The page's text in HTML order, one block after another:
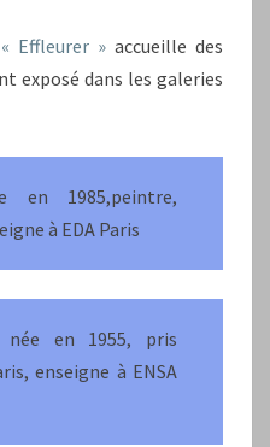
« Effleurer »accueille des
exposé dans les galeries
en 1985,peintre,
à EDA Paris
née en 1955, pris
enseigne à ENSA